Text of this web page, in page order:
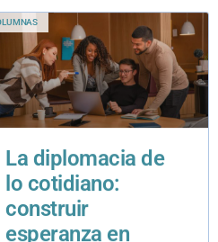
La diplomacia de
lo cotidiano:
construir
esperanza en
común